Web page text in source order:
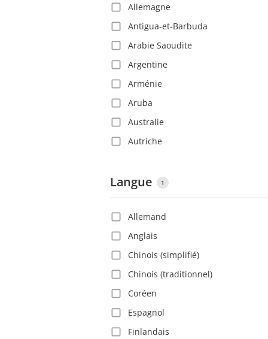
Allemagne
Antigua-et-Barbuda
Arabie Saoudite
Argentine
Arménie
Aruba
Australie
Autriche
Bahamas
Bahreïn
Barbade
Belgique
Belize
Bolivie
Bosnie-Herzégovine
Brésil
Bulgarie
Langue 1
Allemand
Anglais
Chinois (simplifié)
Chinois (traditionnel)
Coréen
Espagnol
Finlandais